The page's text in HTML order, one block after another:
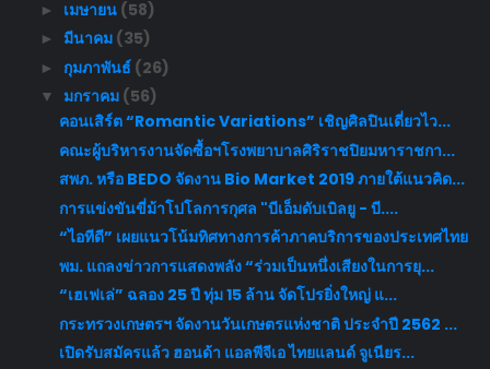
► เมษายน (58)
► มีนาคม (35)
► กุมภาพันธ์ (26)
▼ มกราคม (56)
คอนเสิร์ต “Romantic Variations” เชิญศิลปินเดี่ยวไว...
คณะผู้บริหารงานจัดซื้อฯโรงพยาบาลศิริราชปิยมหาราชกา...
สพภ. หรือ BEDO จัดงาน Bio Market 2019 ภายใต้แนวคิด...
การแข่งขันขี่ม้าโปโลการกุศล "บีเอ็มดับเบิลยู - บี....
“ไอทีดี” เผยแนวโน้มทิศทางการค้าภาคบริการของประเทศไทย
พม. แถลงข่าวการแสดงพลัง “ร่วมเป็นหนึ่งเสียงในการยุ...
“เฮเฟเล่” ฉลอง 25 ปี ทุ่ม 15 ล้าน จัดโปรยิ่งใหญ่ แ...
กระทรวงเกษตรฯ จัดงานวันเกษตรแห่งชาติ ประจำปี 2562 ...
เปิดรับสมัครแล้ว ฮอนด้า แอลพีจีเอ ไทยแลนด์ จูเนียร...